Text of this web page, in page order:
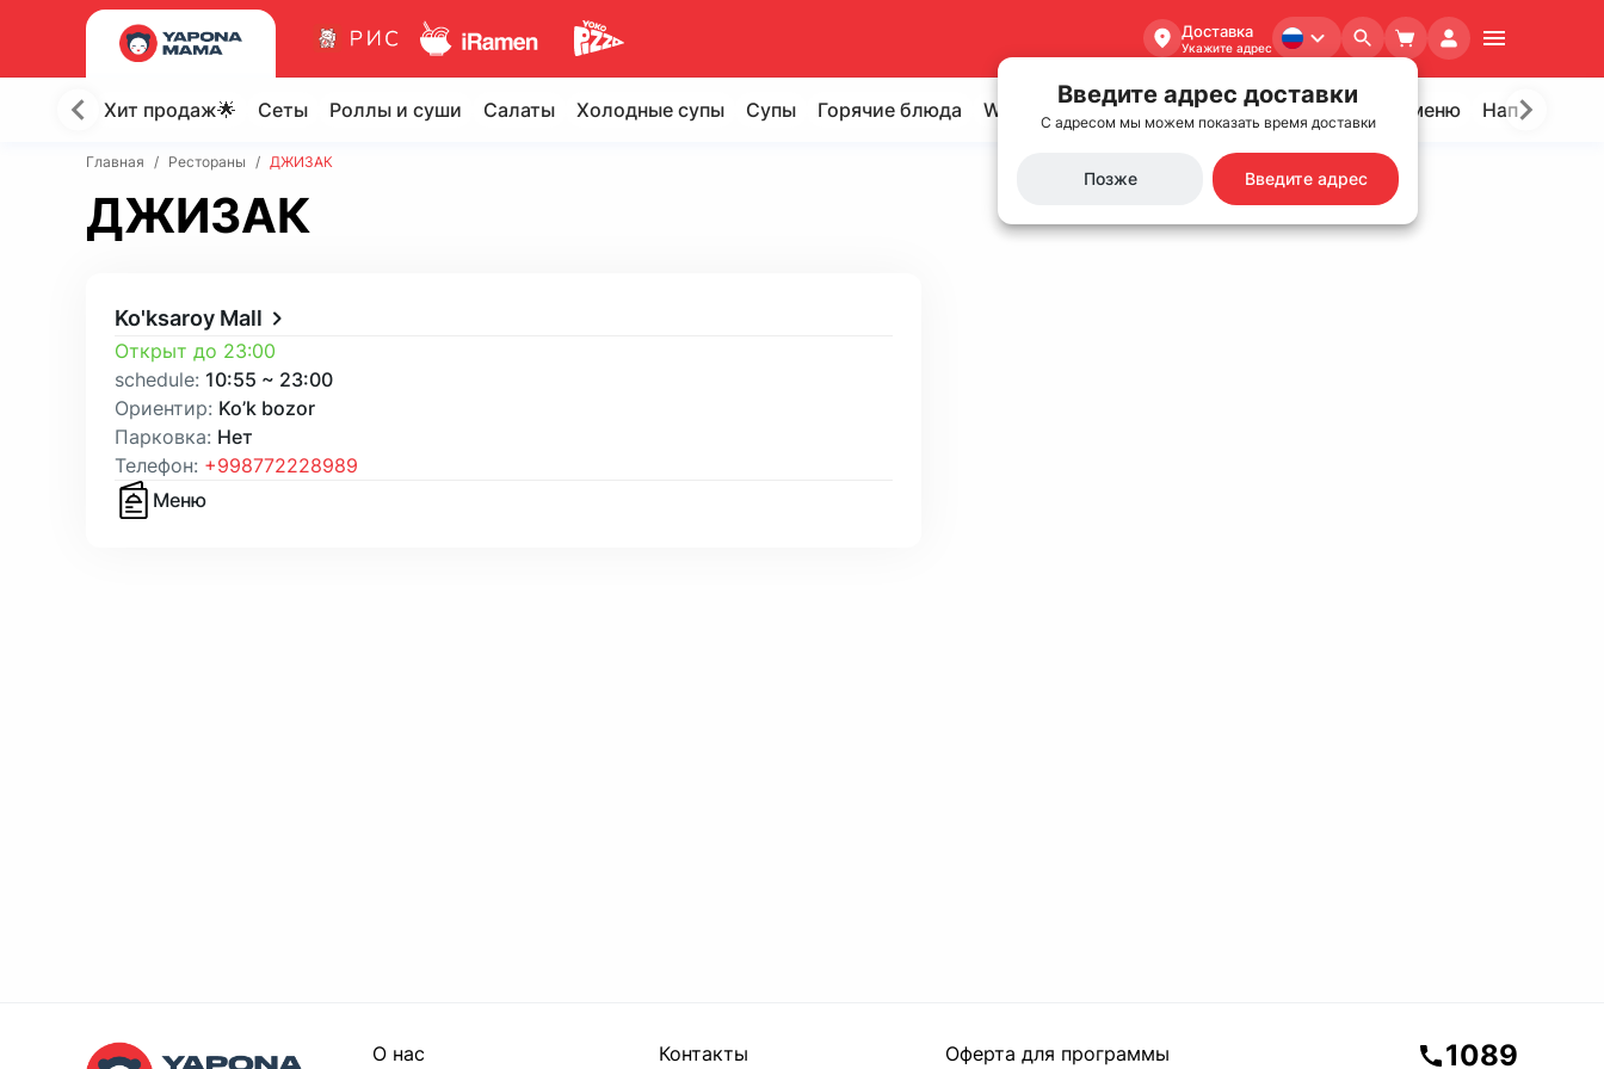
Доставка
Укажите адрес
Хит продаж🌟 Сеты Роллы и суши Салаты Холодные супы Супы Горячие блюда WOK Хлеб и гарниры Десерты Детское меню Напитки
Главная / Рестораны / ДЖИЗАК
ДЖИЗАК
Ko'ksaroy Mall
Открыт до 23:00
schedule: 10:55 ~ 23:00
Ориентир: Ko’k bozor
Парковка: Нет
Телефон: +998772228989
Меню
O нас
Контакты
Оферта для программы
1089
Введите адрес доставки
С адресом мы можем показать время доставки
Позже Введите адрес